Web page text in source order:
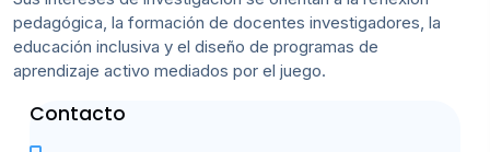
pedagógica, la formación de docentes investigadores, la
educación inclusiva y el diseño de programas de
aprendizaje activo mediados por el juego.
Contacto